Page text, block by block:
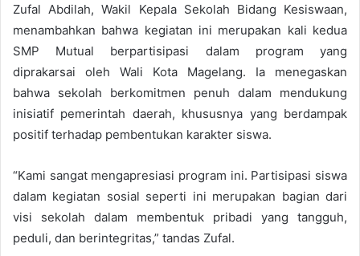
Zufal Abdilah, Wakil Kepala Sekolah Bidang Kesiswaan,
menambahkan bahwa kegiatan ini merupakan kali kedua
SMP Mutual berpartisipasi dalam program yang
diprakarsai oleh Wali Kota Magelang. Ia menegaskan
bahwa sekolah berkomitmen penuh dalam mendukung
inisiatif pemerintah daerah, khususnya yang berdampak
positif terhadap pembentukan karakter siswa.
“Kami sangat mengapresiasi program ini. Partisipasi siswa
dalam kegiatan sosial seperti ini merupakan bagian dari
visi sekolah dalam membentuk pribadi yang tangguh,
peduli, dan berintegritas,” tandas Zufal.